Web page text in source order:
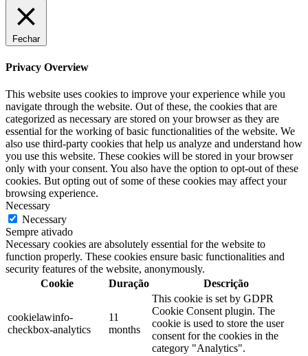
Fechar
Privacy Overview
This website uses cookies to improve your experience while you
navigate through the website. Out of these, the cookies that are
categorized as necessary are stored on your browser as they are
essential for the working of basic functionalities of the website. We
also use third-party cookies that help us analyze and understand how
you use this website. These cookies will be stored in your browser
only with your consent. You also have the option to opt-out of these
cookies. But opting out of some of these cookies may affect your
browsing experience.
Necessary
Necessary
Sempre ativado
Necessary cookies are absolutely essential for the website to
function properly. These cookies ensure basic functionalities and
security features of the website, anonymously.
Cookie
Duração Descrição
cookielawinfo-
checkbox-analytics
11
months
This cookie is set by GDPR
Cookie Consent plugin. The
cookie is used to store the user
consent for the cookies in the
category "Analytics".